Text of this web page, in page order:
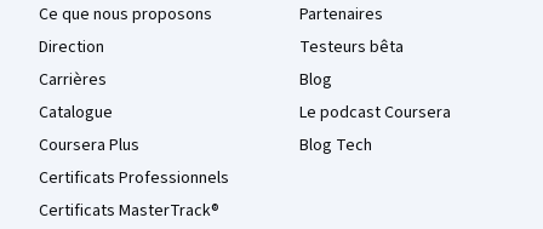
Ce que nous proposons
Direction
Carrières
Catalogue
Coursera Plus
Certificats Professionnels
Certificats MasterTrack®
Partenaires
Testeurs bêta
Blog
Le podcast Coursera
Blog Tech